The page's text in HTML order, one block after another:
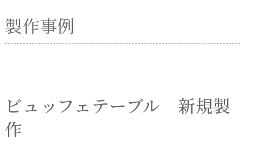
製作事例
ビュッフェテーブル 新規製
作